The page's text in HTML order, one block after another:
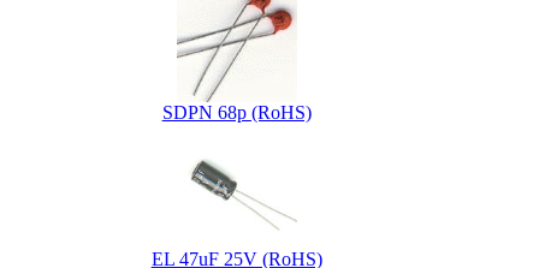
SDPN 68p (RoHS)
EL 47uF 25V (RoHS)